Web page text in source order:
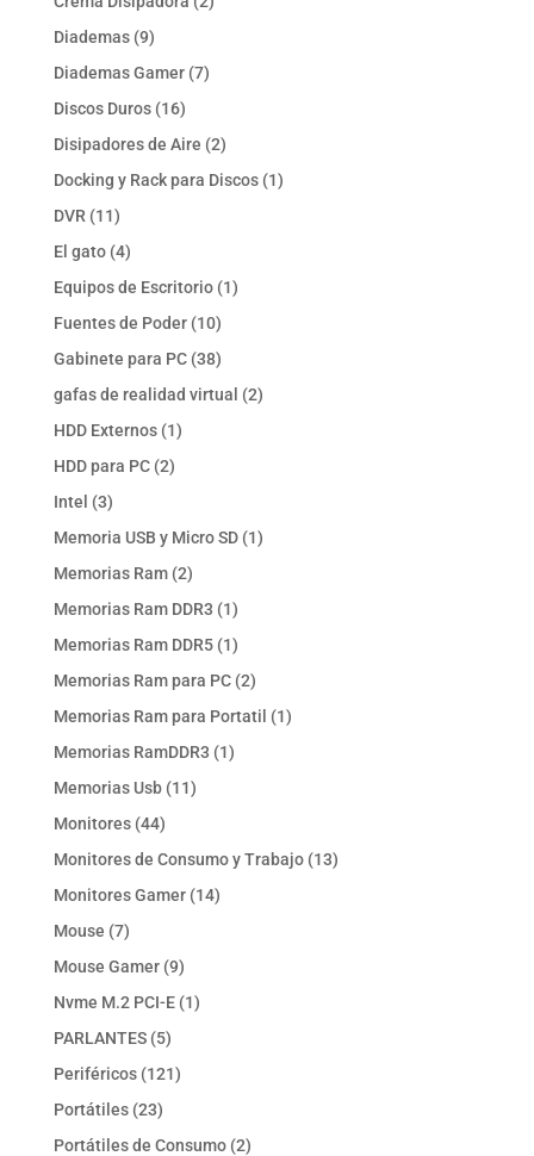
Diademas 99
productos
Diademas Gamer 77
Discos Duros 1616
productos
Disipadores de Aire 22
productos
Docking y Rack para Discos 11
DVR 1111
productos
El gato 44
productos
Equipos de Escritorio 11
Fuentes de Poder 1010
productos
Gabinete para PC 3838
productos
gafas de realidad virtual 22
HDD Externos 11
HDD para PC 22
Intel 33
productos
Memoria USB y Micro SD 11
Memorias Ram 22
productos
Memorias Ram DDR3 11
producto
Memorias Ram DDR5 11
producto
Memorias Ram para PC 22
productos
Memorias Ram para Portatil 11
Memorias RamDDR3 11
Memorias Usb 1111
Monitores 4444
productos
Monitores de Consumo y Trabajo 1313
Monitores Gamer 1414
Mouse 77
productos
Mouse Gamer 99
productos
Nvme M.2 PCI-E 11
PARLANTES 55
productos
Periféricos 121121
Portátiles 2323
productos
Portátiles de Consumo 22